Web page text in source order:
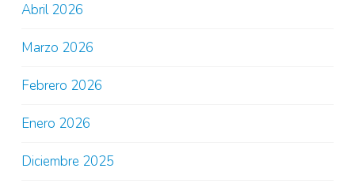
Abril 2026
Marzo 2026
Febrero 2026
Enero 2026
Diciembre 2025